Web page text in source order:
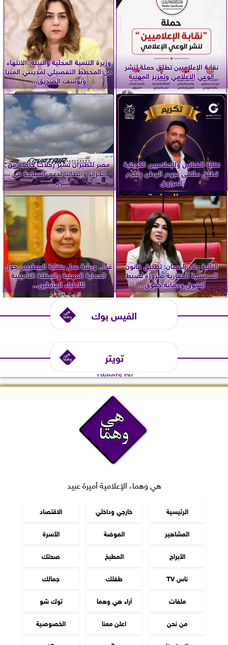
نقابة الإعلاميين تطلق حملة لنشر
الوعي الإعلامي وتعزيز المهنية
وزيرة التنمية المحلية والبيئة: الانتهاء
من المخطط التفصيلي لمدينتي المنيا
ويوسف الصديق...
نقابة الفنانين والإعلاميين الكويتية
تطلق ملتقى نجوم الوطن وتكرم
المرزوق
مصر للطيران تُسير رحلات خاصة من
الجزائر وإيطاليا لدعم السياحة في
شرم...
النائبة ولاء الصبان: تطبيق قانون
السمسرة العقارية ضرورة لضبط
السوق وحماية حقوق...
غدا.. ورشة عمل بنقابة البيطريين حول
الحماية المهنية والمظلة التأمينية
للأطباء العاملين...
الفيس بوك
تويتر
Tweets by
هي وهما، الإعلامية أميرة عبيد
الرئيسية خارجي وداخلي
الاقتصاد
المشاهير
الموضة
الأسرة
الأبراج
المطبخ
صحتك
ناس TV
طفلك
جمالك
ملفات
آراء هي وهما
توك شو
من نحن
اعلن معنا
الخصوصية